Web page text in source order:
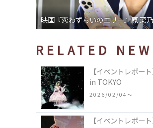
映画『恋わずらいのエリー』原 菜
RELATED
【イベントレポー
in TOKYO
2026/02/04〜
【イベントレポー